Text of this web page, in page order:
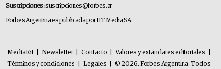
Suscripciones:suscripciones@forbes.ar
Forbes Argentina es publicada por HT Media SA.
MediaKit Newsletter Contacto Valores y estándares editoriales
Términos y condiciones
Legales
© 2026. Forbes Argentina. Todos